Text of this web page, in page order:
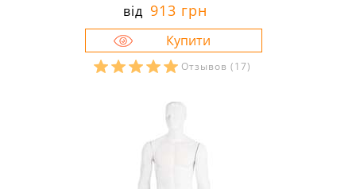
від 913 грн
Отзывов (17)
60